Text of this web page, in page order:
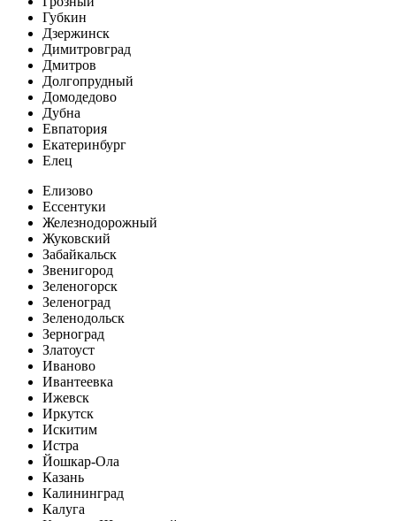
Губкин
Дзержинск
Димитровград
Дмитров
Долгопрудный
Домодедово
Дубна
Евпатория
Екатеринбург
Елец
Елизово
Ессентуки
Железнодорожный
Жуковский
Забайкальск
Звенигород
Зеленогорск
Зеленоград
Зеленодольск
Зерноград
Златоуст
Иваново
Ивантеевка
Ижевск
Иркутск
Искитим
Истра
Йошкар-Ола
Казань
Калининград
Калуга